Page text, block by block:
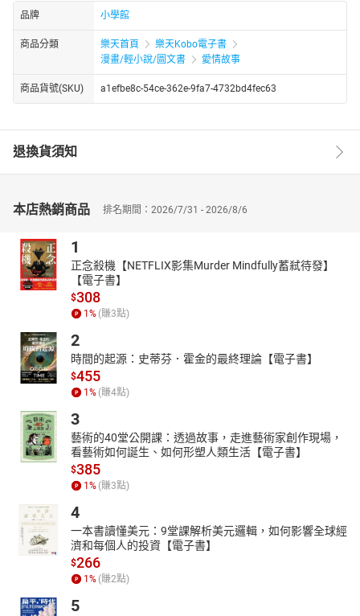
品牌 小學館
商品分類 樂天首頁
樂天Kobo電子書
漫畫/輕小說/圖文書
愛情故事
商品貨號(SKU) a1efbe8c-54ce-362e-9fa7-4732bd4fec63
退換貨須知
本店熱銷商品 排名期間：2026/7/31 - 2026/8/6
1
正念殺機【NETFLIX影集Murder Mindfully蓄弒待發】
【電子書】
$308
1% (賺3點)
2
時間的起源：史蒂芬．霍金的最終理論【電子書】
$455
1% (賺4點)
3
藝術的40堂公開課：透過故事，走進藝術家創作現場，
看藝術如何誕生、如何形塑人類生活【電子書】
$385
1% (賺3點)
4
一本書讀懂美元：9堂課解析美元邏輯，如何影響全球經
濟和每個人的投資【電子書】
$266
1% (賺2點)
5